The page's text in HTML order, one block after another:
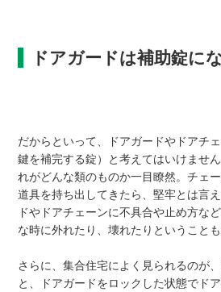
ドアガードは補助錠に
だからといって、ドアガードやドアチ
鍵を補完する錠）と考えてはいけませ
れがどんな類のものか一目瞭然。チェ
道具を持ち出してきたら、堅牢とは言
ドやドアチェーンに不具合や止め方な
な時に外れたり、壊れたりということ
さらに、集合住宅によく見られるのが
と、ドアガードをロックした状態でド